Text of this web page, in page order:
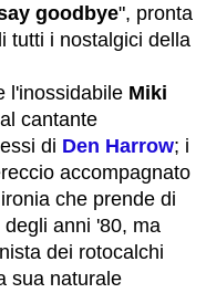
goodbye", pronta
tutti i nostalgici della
l'inossidabile Miki
cantante
di Den Harrow; i
accompagnato
che prende di
anni '80, ma
dei rotocalchi
sua naturale